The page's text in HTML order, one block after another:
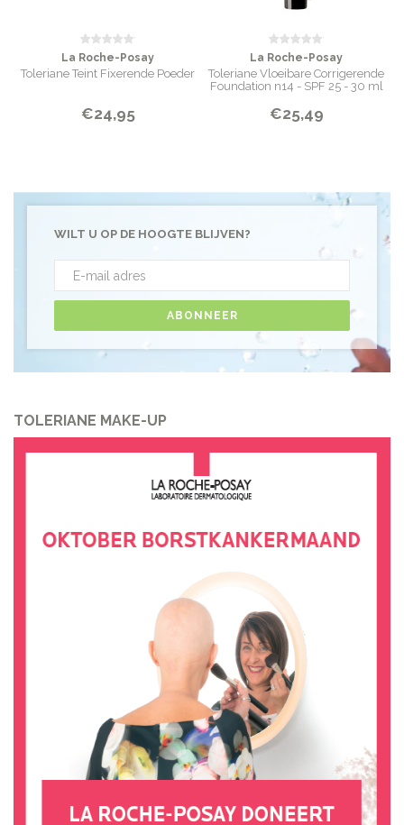
La Roche-Posay
Toleriane Teint Fixerende Poeder
€24,95
La Roche-Posay
Toleriane Vloeibare Corrigerende
Foundation n14 - SPF 25 - 30 ml
€25,49
WILT U OP DE HOOGTE BLIJVEN?
ABONNEER
TOLERIANE MAKE-UP